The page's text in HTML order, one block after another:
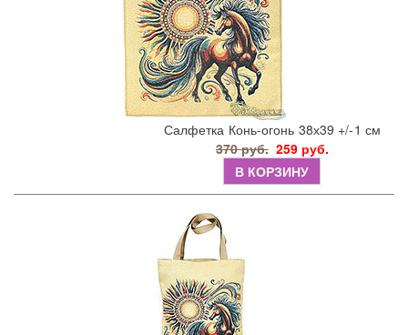
Салфетка Конь-огонь 38х39 +/-1 см
370 руб. 259 руб.
В КОРЗИНУ